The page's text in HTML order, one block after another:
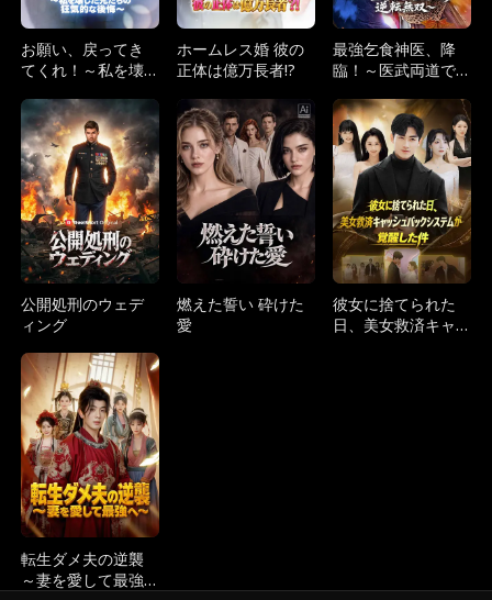
お願い、戻ってき
てくれ！～私を壊
的な後悔～
ホームレス婚 彼の
正体は億万長者!?
最強乞食神医、降
臨！～医武両道で
双～
公開処刑のウェデ
ィング
燃えた誓い 砕けた
愛
彼女に捨てられた
日、美女救済キャ
転生ダメ夫の逆襲
～妻を愛して最強